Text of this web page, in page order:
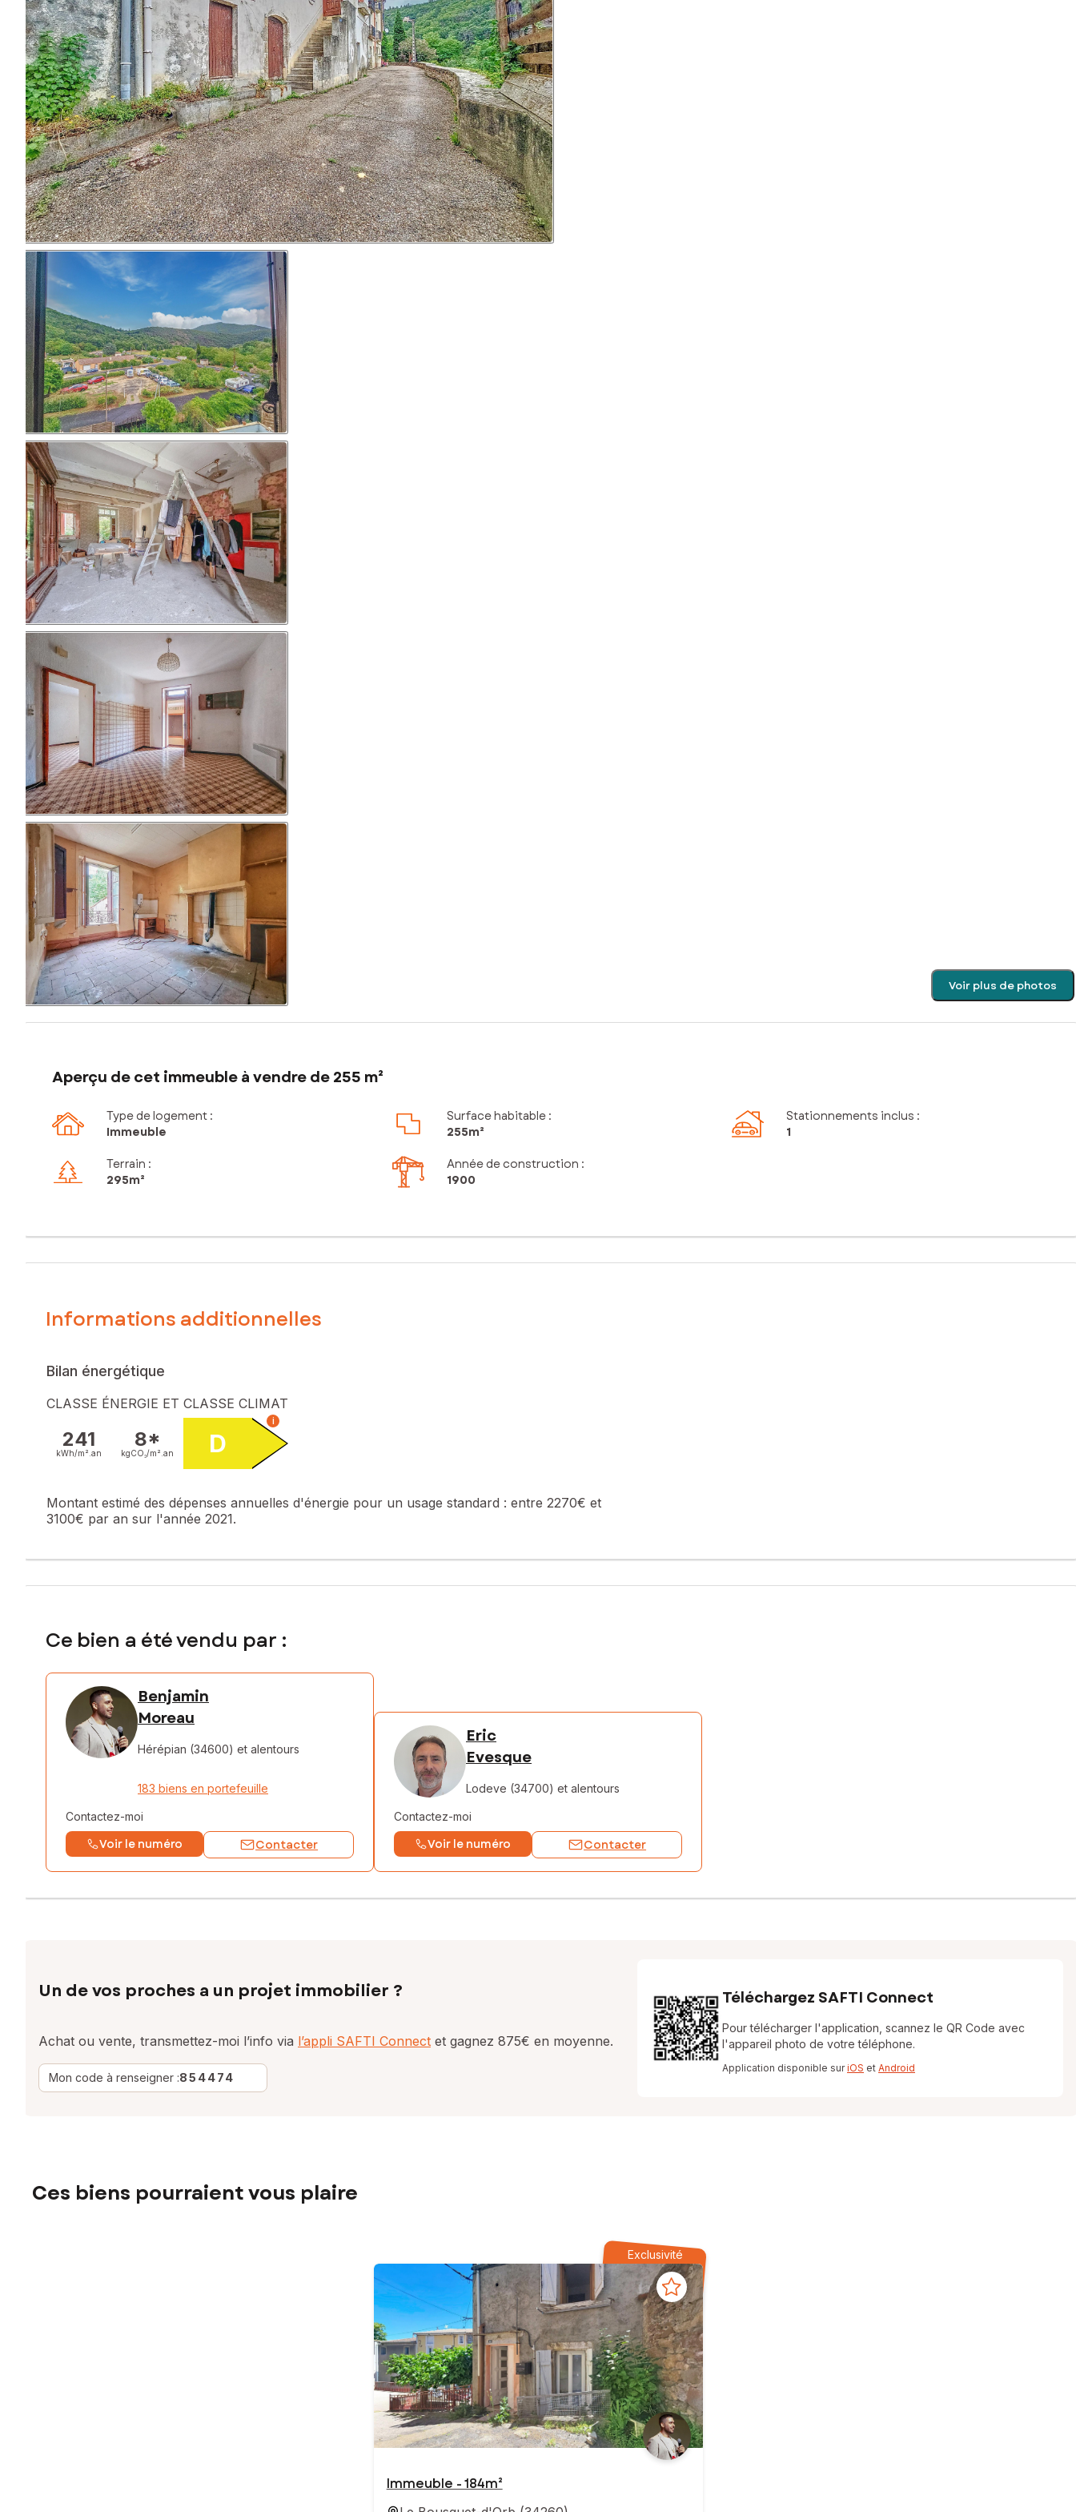
Voir plus de photos
Aperçu de cet immeuble à vendre de 255 m²
Type de logement :
Immeuble
Surface habitable :
255m²
Stationnements inclus :
1
Terrain :
295m²
Année de construction :
1900
Informations additionnelles
Bilan énergétique
CLASSE ÉNERGIE ET CLASSE CLIMAT
241
kWh/m². an
8*
kgCO₂/m². an D
i
Montant estimé des dépenses annuelles d'énergie pour un usage standard : entre 2270€ et
3100€ par an sur l'année 2021.
Ce bien a été vendu par :
Benjamin
Moreau
Hérépian (34600) et alentours
183 biens en portefeuille
Contactez-moi
Voir le numéro Contacter
Eric
Evesque
Lodeve (34700) et alentours
Contactez-moi
Voir le numéro Contacter
Un de vos proches a un projet immobilier ?
Achat ou vente, transmettez-moi l’info via l’appli SAFTI Connect et gagnez 875€ en moyenne.
Mon code à renseigner :854474
Téléchargez SAFTI Connect
Pour télécharger l'application, scannez le QR Code avec
l'appareil photo de votre téléphone.
Application disponible suriOS et Android
Ces biens pourraient vous plaire
Exclusivité
Immeuble - 184m²